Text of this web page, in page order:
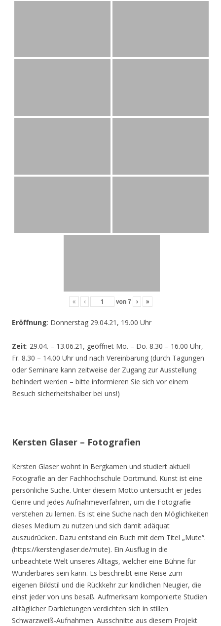
« ‹ von 7 › »
Eröffnung: Donnerstag 29.04.21, 19.00 Uhr
Zeit: 29.04. – 13.06.21, geöffnet Mo. – Do. 8.30 – 16.00 Uhr,
Fr. 8.30 – 14.00 Uhr und nach Vereinbarung (durch Tagungen
oder Seminare kann zeitweise der Zugang zur Ausstellung
behindert werden – bitte informieren Sie sich vor einem
Besuch sicherheitshalber bei uns!)
Kersten Glaser – Fotografien
Kersten Glaser wohnt in Bergkamen und studiert aktuell
Fotografie an der Fachhochschule Dortmund. Kunst ist eine
persönliche Suche. Unter diesem Motto untersucht er jedes
Genre und jedes Aufnahmeverfahren, um die Fotografie
verstehen zu lernen. Es ist eine Suche nach den Möglichkeiten
dieses Medium zu nutzen und sich damit adäquat
auszudrücken. Dazu entstand ein Buch mit dem Titel „Mute“.
(https://kerstenglaser.de/mute). Ein Ausflug in die
unbeachtete Welt unseres Alltags, welcher eine Bühne für
Wunderbares sein kann. Es beschreibt eine Reise zum
eigenen Bildstil und die Rückkehr zur kindlichen Neugier, die
einst jeder von uns besaß. Aufmerksam komponierte Studien
alltäglicher Darbietungen verdichten sich in stillen
Schwarzweiß-Aufnahmen. Ausschnitte aus diesem Projekt